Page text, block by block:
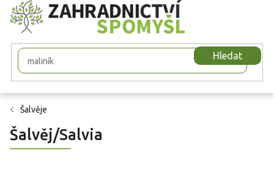
Přejít
na
obsah
Hledat
Šalvěje
Šalvěj/Salvia